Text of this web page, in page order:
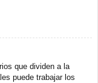
que dividen a la
puede trabajar los